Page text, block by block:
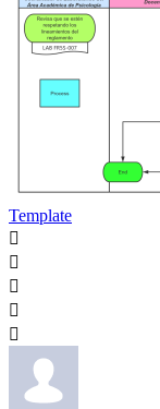
Template




